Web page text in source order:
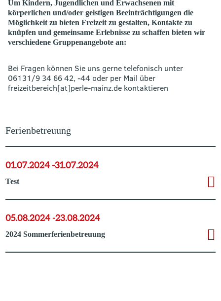
Um Kindern, Jugendlichen und Erwachsenen mit
körperlichen und/oder geistigen Beeinträchtigungen die
Möglichkeit zu bieten Freizeit zu gestalten, Kontakte zu
knüpfen und gemeinsame Erlebnisse zu schaffen bieten wir
verschiedene Gruppenangebote an:
Bei Fragen können Sie uns gerne telefonisch unter
06131/9 34 66 42, -44 oder per Mail über
freizeitbereich[at]perle-mainz.de kontaktieren
Ferienbetreuung
01.07.2024 -31.07.2024
Test
05.08.2024 -23.08.2024
2024 Sommerferienbetreuung